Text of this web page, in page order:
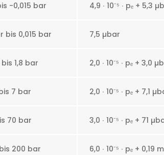
-0,015 bar 4,9 ∙ 10⁻⁵ ∙ pₑ + 5,3
bis 0,015 bar 7,5 µbar
1,8 bar 2,0 ∙ 10⁻⁵ ∙ pₑ + 3,0
7 bar 2,0 ∙ 10⁻⁵ ∙ pₑ + 7,1
70 bar 3,0 ∙ 10⁻⁵ ∙ pₑ + 71
200 bar 6,0 ∙ 10⁻⁵ ∙ pₑ + 0,19